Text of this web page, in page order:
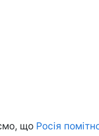
що Росія